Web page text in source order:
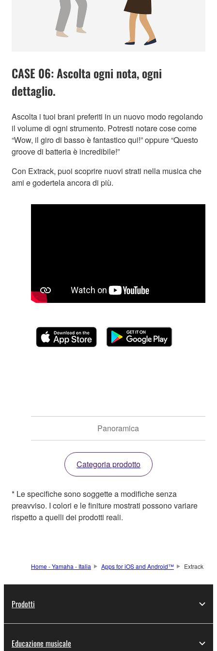
CASE 06: Ascolta ogni nota, ogni
dettaglio.
Ascolta i tuoi brani preferiti in un nuovo modo regolando
il volume di ogni strumento. Potresti notare cose come
“Wow, il giro di basso è fantastico qui!” oppure “Questo
groove di batteria è incredibile!”
Con Extrack, puoi scoprire nuovi strati nella musica che
ami e godertela ancora di più.
Panoramica
Categoria prodotto
* Le specifiche sono soggette a modifiche senza
preavviso. I colori e le finiture mostrati possono variare
rispetto a quelli dei prodotti reali.
Home - Yamaha - Italia Apps for iOS and Android™ Extrack
Prodotti
Educazione musicale